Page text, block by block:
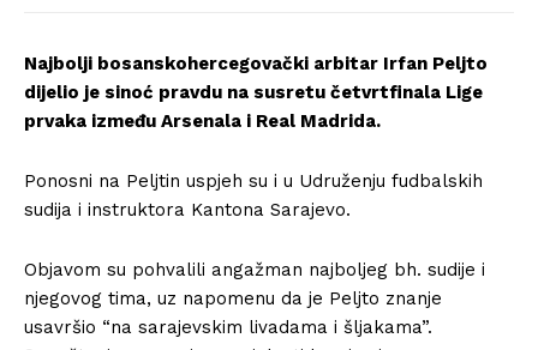
Najbolji bosanskohercegovački arbitar Irfan Peljto
dijelio je sinoć pravdu na susretu četvrtfinala Lige
prvaka između Arsenala i Real Madrida.
Ponosni na Peljtin uspjeh su i u Udruženju fudbalskih
sudija i instruktora Kantona Sarajevo.
Objavom su pohvalili angažman najboljeg bh. sudije i
njegovog tima, uz napomenu da je Peljto znanje
usavršio “na sarajevskim livadama i šljakama”.